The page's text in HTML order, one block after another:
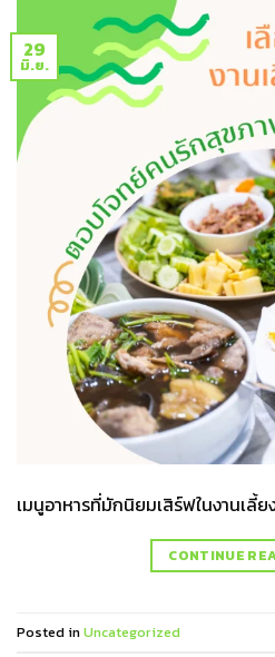
29
มิ.ย.
เมนูอาหารที่มักนิยมเสิร์ฟในงานเลี้
CONTINUE
Posted inUncategorized